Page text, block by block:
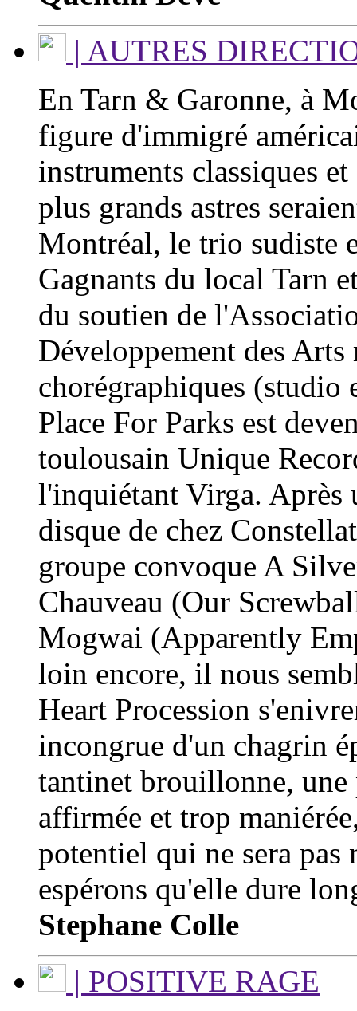
| AUTRES
En Tarn & Garonne, à
figure d'immigré
instruments classiques
plus grands astres
Montréal, le trio sudiste
Gagnants du local Tarn
du soutien de
Développement des
chorégraphiques (studio
Place For Parks est
toulousain Unique
l'inquiétant Virga. Après
disque de chez
groupe convoque A
Chauveau (Our
Mogwai (Apparently
loin encore, il nous
Heart Procession
incongrue d'un chagrin
tantinet brouillonne, une
affirmée et trop
potentiel qui ne sera
espérons qu'elle dure
Stephane Colle
| POSITIVE RAGE